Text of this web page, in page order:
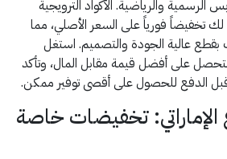
الرسمية والرياضية. الأكواد الترويجية
تخفيضاً فورياً على السعر الأصلي، مما
عالية الجودة والتصميم. استغل
على أفضل قيمة مقابل المال، وتأكد
قبل الدفع للحصول على أقصى توفير ممكن.
تخفيضات خاصة